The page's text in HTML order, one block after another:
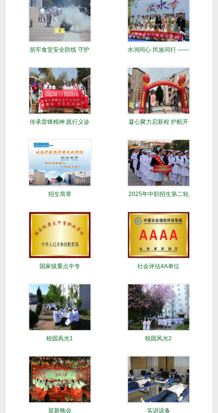
筑牢食堂安全防线 守护 水润同心·民族同行 ​——
传承雷锋精神 践行义诊 凝心聚力启新程 护航开
招生简章 2025年中职招生第二轮
国家级重点中专 社会评估4A单位
校园风光1 校园风光2
迎新晚会 实训设备